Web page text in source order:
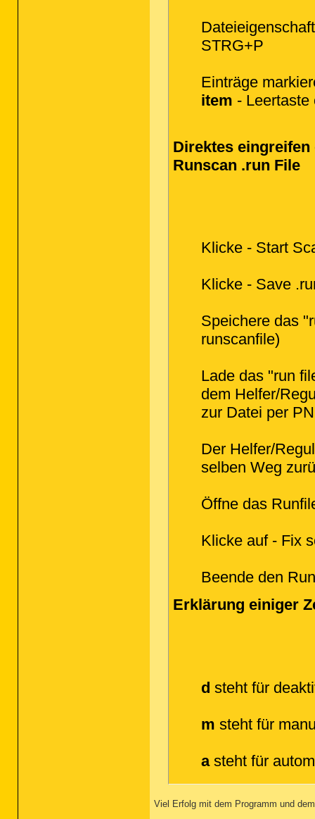
STRG+P
Einträge
item - Leertaste
Direktes
Runscan .run File
Klicke - Start
Klicke - Save
Speichere das
runscanfile)
Lade das "run
dem Helfer/
zur Datei per
Der Helfer/
selben Weg
Öffne das
Klicke auf - Fix
Beende den
Erklärung einiger
d steht für
m steht für
asteht für
Viel Erfolg mit dem Programm und